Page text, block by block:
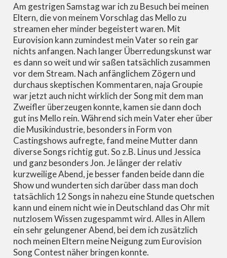
Am gestrigen Samstag war ich zu Besuch bei meinen
Eltern, die von meinem Vorschlag das Mello zu
streamen eher minder begeistert waren. Mit
Eurovision kann zumindest mein Vater so rein gar
nichts anfangen. Nach langer Überredungskunst war
es dann so weit und wir saßen tatsächlich zusammen
vor dem Stream. Nach anfänglichem Zögern und
durchaus skeptischen Kommentaren, naja Groupie
war jetzt auch nicht wirklich der Song mit dem man
Zweifler überzeugen konnte, kamen sie dann doch
gut ins Mello rein. Während sich mein Vater eher über
die Musikindustrie, besonders in Form von
Castingshows aufregte, fand meine Mutter dann
diverse Songs richtig gut. So z.B. Linus und Jessica
und ganz besonders Jon. Je länger der relativ
kurzweilige Abend, je besser fanden beide dann die
Show und wunderten sich darüber dass man doch
tatsächlich 12 Songs in nahezu eine Stunde quetschen
kann und einem nicht wie in Deutschland das Ohr mit
nutzlosem Wissen zugespammt wird. Alles in Allem
ein sehr gelungener Abend, bei dem ich zusätzlich
noch meinen Eltern meine Neigung zum Eurovision
Song Contest näher bringen konnte.